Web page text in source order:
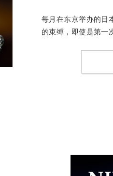
每月在东京举办的日
的束缚，即使是第一